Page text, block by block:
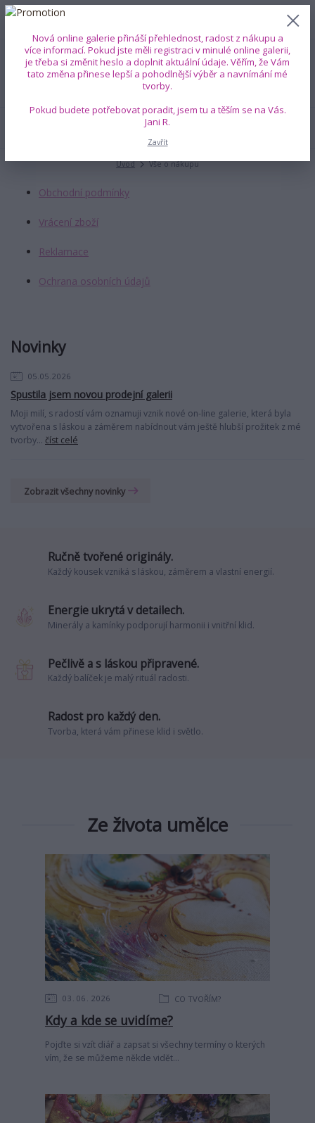
Menu
+420 739 353 708 0 ks
0 Kč
Úvod Vše o nákupu
Novinky
05.05.2026
Spustila jsem novou prodejní galerii
Moji milí, s radostí vám oznamuji vznik nové on-line galerie, která byla
vytvořena s láskou a záměrem nabídnout vám ještě hlubší prožitek z mé
tvorby... číst celé
Zobrazit všechny novinky
Obchodní podmínky
Vrácení zboží
Reklamace
Ochrana osobních údajů
Ručně tvořené originály.
Každý kousek vzniká s láskou, záměrem a vlastní energií.
Energie ukrytá v detailech.
Minerály a kamínky podporují harmonii i vnitřní klid.
Pečlivě a s láskou připravené.
Každý balíček je malý rituál radosti.
Radost pro každý den.
Tvorba, která vám přinese klid i světlo.
Ze života umělce
03 06 2026 CO TVOŘÍM?
Kdy a kde se uvidíme?
Pojďte si vzít diář a zapsat si všechny termíny o kterých
vím, že se můžeme někde vidět...
Nová online galerie přináší přehlednost, radost z nákupu a
více informací. Pokud jste měli registraci v minulé online galerii,
je třeba si změnit heslo a doplnit aktuální údaje. Věřím, že Vám
tato změna přinese lepší a pohodlnější výběr a navnímání mé
tvorby.
Pokud budete potřebovat poradit, jsem tu a těším se na Vás.
Jani R.
Zavřít